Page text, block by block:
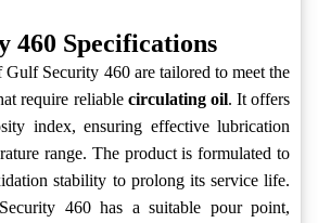
460 Specifications
Security 460 are tailored to meet the
require reliable circulating oil. It offers
index, ensuring effective lubrication
range. The product is formulated to
stability to prolong its service life.
460 has a suitable pour point,